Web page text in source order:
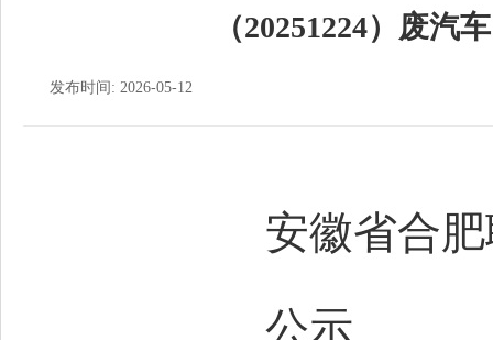
（20251224）废汽
发布时间: 2026-05-12
安徽省合
公示